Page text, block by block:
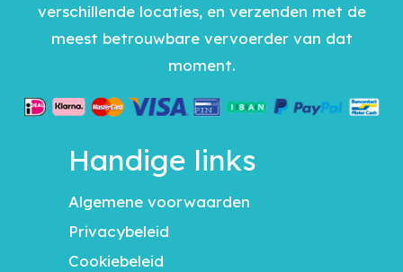
verschillende locaties, en verzenden met de
meest betrouwbare vervoerder van dat
moment.
Handige links
Algemene voorwaarden
Privacybeleid
Cookiebeleid